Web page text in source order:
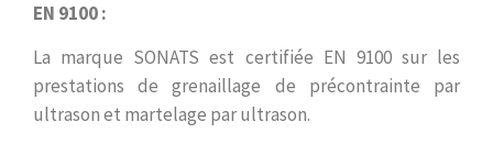
EN 9100 :
La marque SONATS est certifiée EN 9100 sur les
prestations de grenaillage de précontrainte par
ultrason et martelage par ultrason.